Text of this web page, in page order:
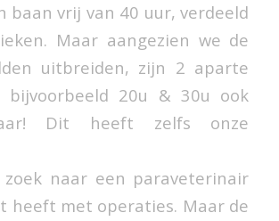
baan vrij van 40 uur, verdeeld
Maar aangezien we de
uitbreiden, zijn 2 aparte
bijvoorbeeld 20u & 30u ook
Dit heeft zelfs onze
naar een paraveterinair
heeft met operaties. Maar de